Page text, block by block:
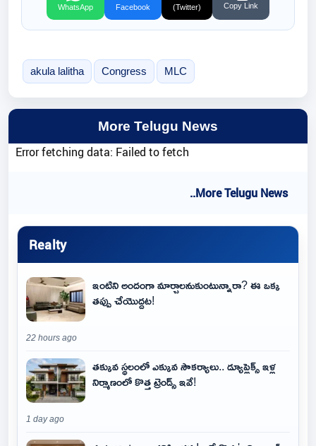
WhatsApp Facebook (Twitter) Copy Link
akula lalitha Congress MLC
More Telugu News
Error fetching data: Failed to fetch
..More Telugu News
Realty
ఇంటిని అందంగా మార్చాలనుకుంటున్నారా? ఈ ఒక్క
తప్పు చేయొద్దట!
22 hours ago
తక్కువ స్థలంలో ఎక్కువ సౌకర్యాలు.. డ్యూప్లెక్స్ ఇళ్ల
నిర్మాణంలో కొత్త ట్రెండ్స్ ఇవే!
1 day ago